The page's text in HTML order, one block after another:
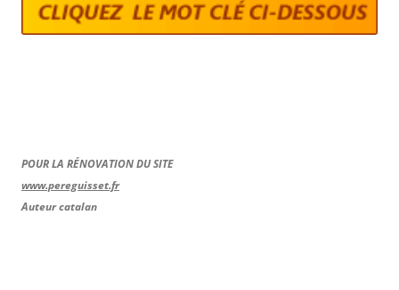
POUR LA RÉNOVATION DU SITE
www.pereguisset.fr
Auteur catalan